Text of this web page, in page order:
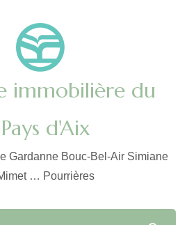
immobilière du
Pays d'Aix
Gardanne Bouc-Bel-Air Simiane
… Pourrières